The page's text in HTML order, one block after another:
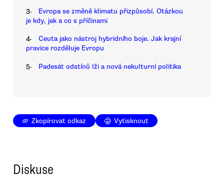
3.
Evropa se změně klimatu přizpůsobí. Otázkou
je kdy, jak a co s příčinami
4.
Ceuta jako nástroj hybridního boje. Jak krajní
pravice rozděluje Evropu
5. Padesát odstínů lži a nová nekulturní politika
Zkopírovat odkaz Vytisknout
Diskuse